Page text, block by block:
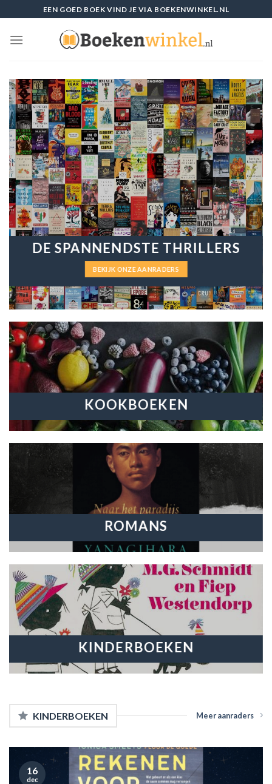
to
content
EEN GOED BOEK VIND JE VIA BOEKENWINKEL.NL
DE SPANNENDSTE THRILLERS
BEKIJK ONZE AANRADERS
KOOKBOEKEN
ROMANS
KINDERBOEKEN
KINDERBOEKEN Meer aanraders
16
dec